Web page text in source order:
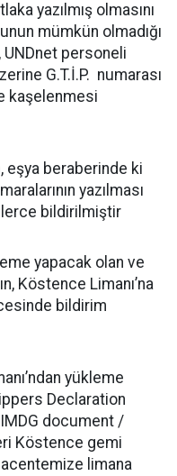
yazılmış olmasını
mümkün olmadığı
personeli
G.T.İ.P. numarası
kaşelenmesi
eşya beraberinde ki
yazılması
bildirilmiştir
yapacak olan ve
Köstence Limanı’na
bildirim
yükleme
Declaration
document /
Köstence gemi
limana